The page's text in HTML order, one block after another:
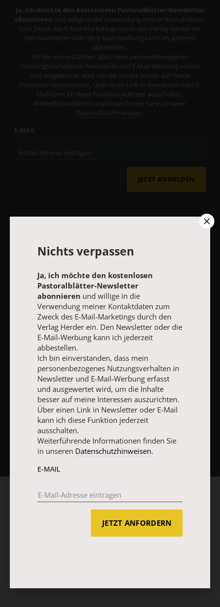
Ja, ich möchte den kostenlosen Pastoralblätter-Newsletter
abonnieren und willige in die Verwendung meiner Kontaktdaten
zum Zweck des E-Mail-Marketings durch den Verlag Herder ein.
Den Newsletter oder die E-Mail-Werbung kann ich jederzeit
abbestellen.
Ich bin einverstanden, dass mein personenbezogenes
Nutzungsverhalten in Newsletter und E-Mail-Werbung erfasst
und ausgewertet wird, um die Inhalte besser auf meine
Interessen auszurichten. Über einen Link in Newsletter oder E-
Mail kann ich diese Funktion jederzeit ausschalten.
Weiterführende Informationen finden Sie in unseren
Datenschutzhinweisen
E-MAIL
JETZT ANMELDEN
AGB und Widerrufsbelehrung
Impressum
Vertrag widerrufen Abo online kündigen
NACH OBEN
Nichts verpassen
Ja, ich möchte den kostenlosen
Pastoralblätter-Newsletter
abonnieren und willige in die
Verwendung meiner Kontaktdaten zum
Zweck des E-Mail-Marketings durch den
Verlag Herder ein. Den Newsletter oder die
E-Mail-Werbung kann ich jederzeit
abbestellen.
Ich bin einverstanden, dass mein
personenbezogenes Nutzungsverhalten in
Newsletter und E-Mail-Werbung erfasst
und ausgewertet wird, um die Inhalte
besser auf meine Interessen auszurichten.
Über einen Link in Newsletter oder E-Mail
kann ich diese Funktion jederzeit
ausschalten.
Weiterführende Informationen finden Sie
in unseren Datenschutzhinweisen.
E-MAIL
JETZT ANFORDERN